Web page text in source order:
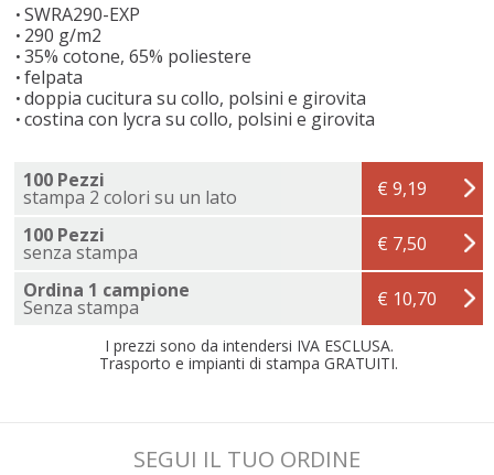
SWRA290-EXP
290 g/m2
35% cotone, 65% poliestere
felpata
doppia cucitura su collo, polsini e girovita
costina con lycra su collo, polsini e girovita
100 Pezzi
stampa 2 colori su un lato
€ 9,19
100 Pezzi
senza stampa
€ 7,50
Ordina 1 campione
Senza stampa € 10,70
I prezzi sono da intendersi IVA ESCLUSA.
Trasporto e impianti di stampa GRATUITI.
SEGUI IL TUO ORDINE